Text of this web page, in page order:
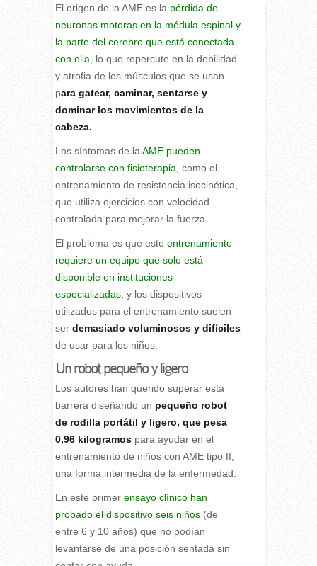
El origen de la AME es la pérdida de
neuronas motoras en la médula espinal y
la parte del cerebro que está conectada
con ella , lo que repercute en la debilidad
y atrofia de los músculos que se usan
para gatear, caminar, sentarse y
dominar los movimientos de la
cabeza.
Los síntomas de la AME pueden
controlarse con fisioterapia , como el
entrenamiento de resistencia isocinética,
que utiliza ejercicios con velocidad
controlada para mejorar la fuerza.
El problema es que este entrenamiento
requiere un equipo que solo está
disponible en instituciones
especializadas, y los dispositivos
utilizados para el entrenamiento suelen
serdemasiado voluminosos y difíciles
de usar para los niños.
Un robot pequeño y ligero
Los autores han querido superar esta
barrera diseñando un pequeño robot
de rodilla portátil y ligero, que pesa
0,96 kilogramospara ayudar en el
entrenamiento de niños con AME tipo II,
una forma intermedia de la enfermedad.
En este primer ensayo clínico han
probado el dispositivo seis niños(de
entre 6 y 10 años) que no podían
levantarse de una posición sentada sin